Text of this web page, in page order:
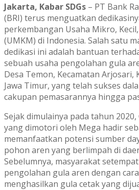
Jakarta, Kabar SDGs – PT Bank
(BRI) terus menguatkan
perkembangan Usaha Mikro,
(UMKM) di Indonesia. Salah satu
dedikasi ini adalah bantuan
sebuah usaha pengolahan gula
Desa Temon, Kecamatan Arjosari,
Jawa Timur, yang telah sukses
cakupan pemasarannya hingga
Sejak dimulainya pada tahun
yang dimotori oleh Mega hadir
memanfaatkan potensi sumber
pohon aren yang berlimpah di
Sebelumnya, masyarakat
pengolahan gula aren dengan
menghasilkan gula cetak yang